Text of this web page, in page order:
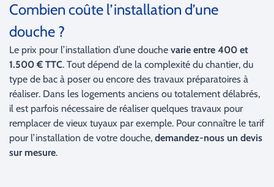
Combien coûte l’installation d’une
douche ?
Le prix pour l’installation d’une douche varie entre 400 et
1.500 € TTC. Tout dépend de la complexité du chantier, du
type de bac à poser ou encore des travaux préparatoires à
réaliser. Dans les logements anciens ou totalement délabrés,
il est parfois nécessaire de réaliser quelques travaux pour
remplacer de vieux tuyaux par exemple. Pour connaître le tarif
pour l’installation de votre douche, demandez-nous un devis
sur mesure.